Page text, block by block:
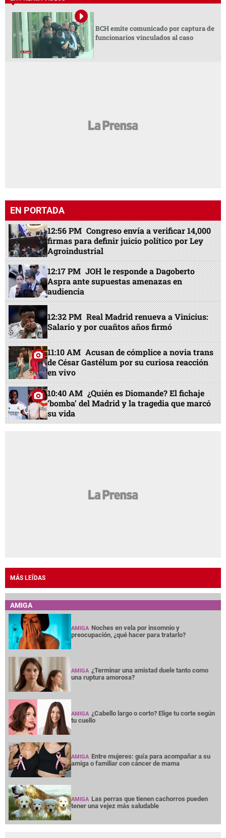
BCH emite comunicado por captura de
funcionarios vinculados al caso
EN PORTADA
12:56 PM Congreso envía a verificar 14,000
firmas para definir juicio político por Ley
Agroindustrial
12:17 PM JOH le responde a Dagoberto
Aspra ante supuestas amenazas en
audiencia
12:32 PM Real Madrid renueva a Vinicius:
Salario y por cuañtos años firmó
11:10 AM Acusan de cómplice a novia trans
de César Gastélum por su curiosa reacción
en vivo
10:40 AM ¿Quién es Diomande? El fichaje
‘bomba’ del Madrid y la tragedia que marcó
su vida
MÁS LEÍDAS
AMIGA
AMIGA Noches en vela por insomnio y
preocupación, ¿qué hacer para tratarlo?
AMIGA ¿Terminar una amistad duele tanto como
una ruptura amorosa?
AMIGA ¿Cabello largo o corto? Elige tu corte según
tu cuello
AMIGA Entre mujeres: guía para acompañar a su
amiga o familiar con cáncer de mama
AMIGA Las perras que tienen cachorros pueden
tener una vejez más saludable